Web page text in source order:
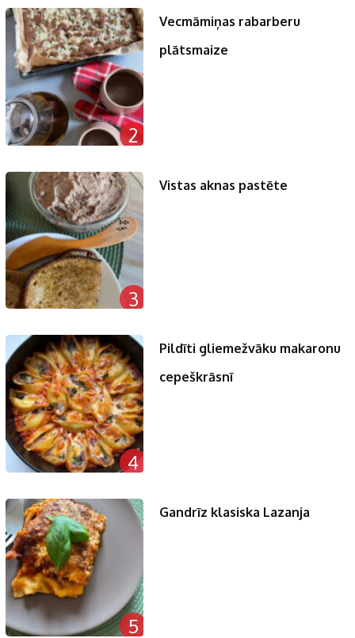
2
Vecmāmiņas rabarberu
plātsmaize
3
Vistas aknas pastēte
4
Pildīti gliemežvāku makaronu
cepeškrāsnī
5
Gandrīz klasiska Lazanja